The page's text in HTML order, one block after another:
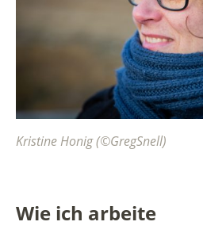
Kristine Honig (©GregSnell)
Wie ich arbeite